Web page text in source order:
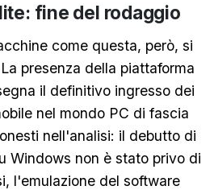
fine del rodaggio
come questa, però, si
presenza della piattaforma
il definitivo ingresso dei
nel mondo PC di fascia
nell'analisi: il debutto di
Windows non è stato privo di
l'emulazione del software